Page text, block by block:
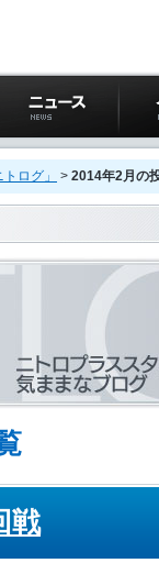
ュース イベ
ログ」 > 2014年2月の
戦